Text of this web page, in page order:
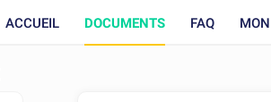
ACCUEIL DOCUMENTS FAQ